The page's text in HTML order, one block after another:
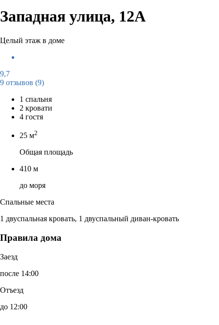
Западная улица, 12А
Целый этаж в доме
9,7
9 отзывов (9)
1 спальня
2 кровати
4 гостя
25 м2
Общая площадь
410 м
до моря
Спальные места
1 двуспальная кровать, 1 двуспальный диван-кровать
Правила дома
Заезд
после 14:00
Отъезд
до 12:00